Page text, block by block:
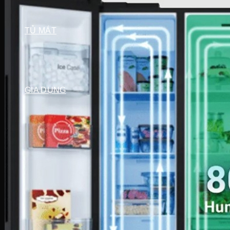
Tủ đông Darling
Tủ đông Hòa Phát
TỦ MÁT
Tủ mát Hòa Phát
Tủ mát Alaska
Tủ mát Sanaky
Tủ mát Darling
GIA DỤNG
Sản phẩm mùa vụ
Quạt điện
Máy hút ẩm
Đèn sưởi
Máy sưởi
Bình tắm nóng lạnh
Máy lọc nước
Lõi lọc nước
Ấm siêu tốc
Bình thủy điện